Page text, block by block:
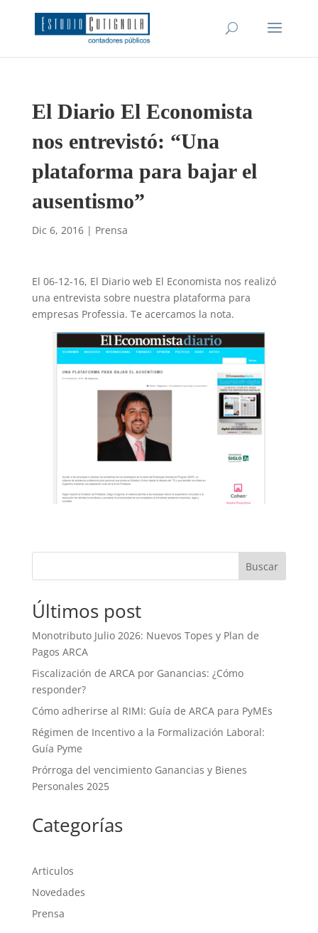
El Diario El Economista
nos entrevistó: “Una
plataforma para bajar el
ausentismo”
Dic 6, 2016| Prensa
El 06-12-16, El Diario web El Economista nos realizó
una entrevista sobre nuestra plataforma para
empresas Professia. Te acercamos la nota.
Buscar
Últimos post
Monotributo Julio 2026: Nuevos Topes y Plan de
Pagos ARCA
Fiscalización de ARCA por Ganancias: ¿Cómo
responder?
Cómo adherirse al RIMI: Guía de ARCA para PyMEs
Régimen de Incentivo a la Formalización Laboral:
Guía Pyme
Prórroga del vencimiento Ganancias y Bienes
Personales 2025
Categorías
Articulos
Novedades
Prensa